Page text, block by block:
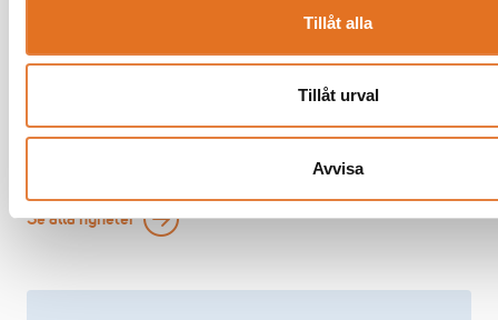
Tillåt alla
Tillåt urval
Avvisa
förändringar i...
Se alla nyheter